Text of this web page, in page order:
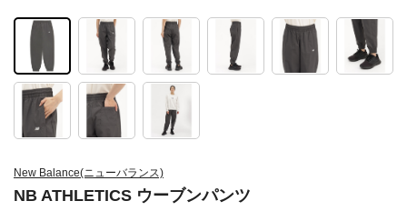
New Balance(ニューバランス)
NB ATHLETICS ウーブンパンツ